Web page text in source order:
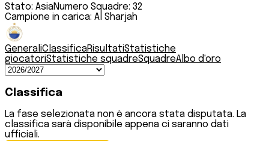
Stato: AsiaNumero Squadre: 32
Campione in carica: Al Sharjah
GeneraliClassificaRisultatiStatistiche
giocatoriStatistiche squadreSquadreAlbo d'oro
Classifica
La fase selezionata non è ancora stata disputata. La
classifica sarà disponibile appena ci saranno dati
ufficiali.